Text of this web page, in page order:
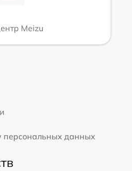
Meizu
персональных данных